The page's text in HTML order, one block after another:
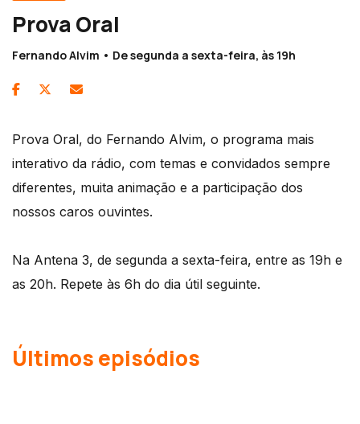
Prova Oral
Fernando Alvim • De segunda a sexta-feira, às 19h
Prova Oral, do Fernando Alvim, o programa mais
interativo da rádio, com temas e convidados sempre
diferentes, muita animação e a participação dos
nossos caros ouvintes.
Na Antena 3, de segunda a sexta-feira, entre as 19h e
as 20h. Repete às 6h do dia útil seguinte.
Últimos episódios